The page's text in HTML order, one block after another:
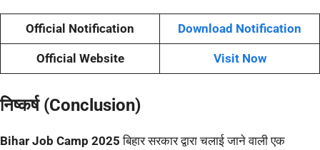
Official Notification Download Notification
Official Website Visit Now
निष्कर्ष (Conclusion)
Bihar Job Camp 2025 बिहार सरकार द्वारा चलाई जाने वाली एक